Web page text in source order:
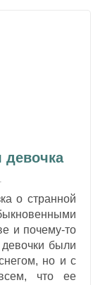
девочка
о странной
и почему-то
были
но и с
что ее